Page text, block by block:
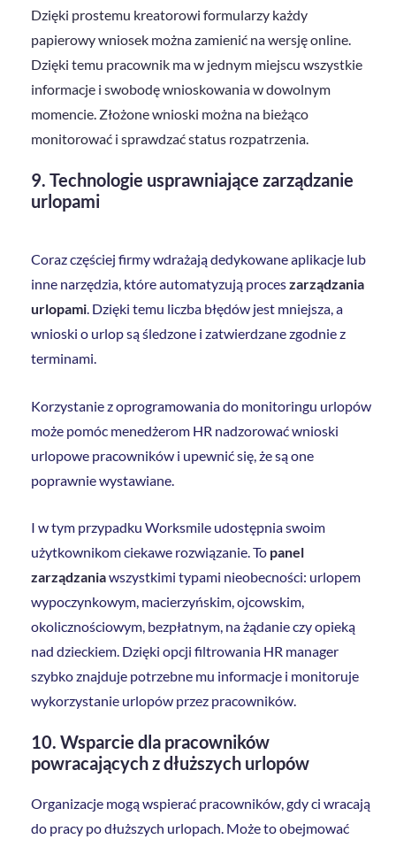
Dzięki prostemu kreatorowi formularzy każdy
papierowy wniosek można zamienić na wersję online.
Dzięki temu pracownik ma w jednym miejscu wszystkie
informacje i swobodę wnioskowania w dowolnym
momencie. Złożone wnioski można na bieżąco
monitorować i sprawdzać status rozpatrzenia.
9. Technologie usprawniające zarządzanie
urlopami
Coraz częściej firmy wdrażają dedykowane aplikacje lub
inne narzędzia, które automatyzują proceszarządzania
urlopami. Dzięki temu liczba błędów jest mniejsza, a
wnioski o urlop są śledzone i zatwierdzane zgodnie z
terminami.
Korzystanie z oprogramowania do monitoringu urlopów
może pomóc menedżerom HR nadzorować wnioski
urlopowe pracowników i upewnić się, że są one
poprawnie wystawiane.
I w tym przypadku Worksmile udostępnia swoim
użytkownikom ciekawe rozwiązanie. To panel
zarządzaniawszystkimi typami nieobecności: urlopem
wypoczynkowym, macierzyńskim, ojcowskim,
okolicznościowym, bezpłatnym, na żądanie czy opieką
nad dzieckiem. Dzięki opcji filtrowania HR manager
szybko znajduje potrzebne mu informacje i monitoruje
wykorzystanie urlopów przez pracowników.
10. Wsparcie dla pracowników
powracających z dłuższych urlopów
Organizacje mogą wspierać pracowników, gdy ci wracają
do pracy po dłuższych urlopach. Może to obejmować